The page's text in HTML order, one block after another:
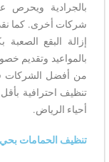
بالجرادية ويحرص
شركات أخرى. كما
إزالة البقع الصعبة
بالمواعيد وتقديم
من أفضل الشركات
تنظيف احترافية
أحياء الرياض.
تنظيف الحمامات بحي